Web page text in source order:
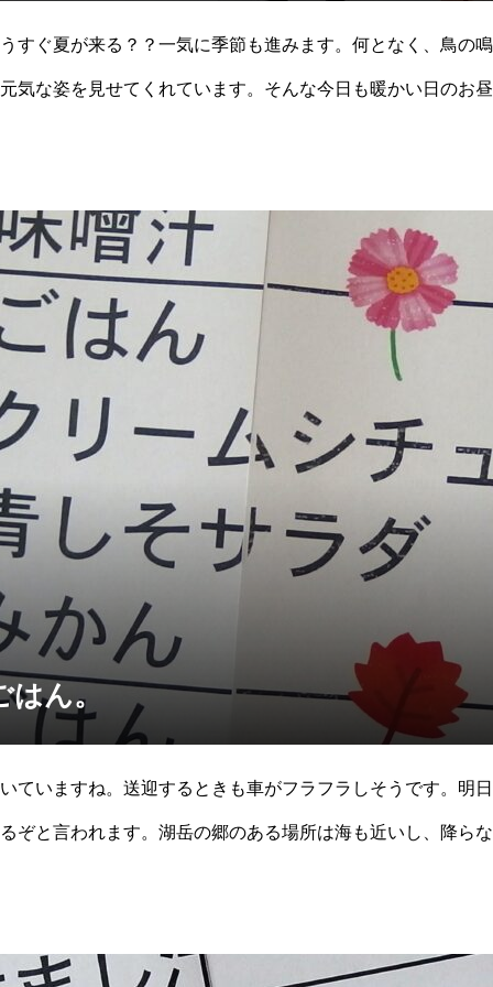
すぐ夏が来る？？一気に季節も進みます。何となく、鳥の
気な姿を見せてくれています。そんな今日も暖かい日のお
はん。
ていますね。送迎するときも車がフラフラしそうです。明
ぞと言われます。湖岳の郷のある場所は海も近いし、降ら